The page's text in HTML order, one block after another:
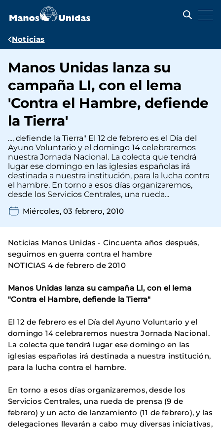
contenido
Ruta
navegación
Noticias
Manos Unidas lanza su
campaña LI, con el lema
'Contra el Hambre, defiende
la Tierra'
..., defiende la Tierra" El 12 de febrero es el Día del
Ayuno Voluntario y el domingo 14 celebraremos
nuestra Jornada Nacional. La colecta que tendrá
lugar ese domingo en las iglesias españolas irá
destinada a nuestra institución, para la lucha contra
el hambre. En torno a esos días organizaremos,
desde los Servicios Centrales, una rueda...
Miércoles, 03 febrero, 2010
Noticias Manos Unidas - Cincuenta años después,
seguimos en guerra contra el hambre
NOTICIAS 4 de febrero de 2010
Manos Unidas lanza su campaña LI, con el lema
"Contra el Hambre, defiende la Tierra"
El 12 de febrero es el Día del Ayuno Voluntario y el
domingo 14 celebraremos nuestra Jornada Nacional.
La colecta que tendrá lugar ese domingo en las
iglesias españolas irá destinada a nuestra institución,
para la lucha contra el hambre.
En torno a esos días organizaremos, desde los
Servicios Centrales, una rueda de prensa (9 de
febrero) y un acto de lanzamiento (11 de febrero), y las
delegaciones llevarán a cabo muy diversas iniciativas,